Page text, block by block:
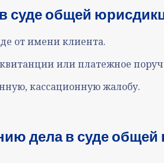
суде общей
от имени клиента.
или платежное
кассационную жалобу.
дела в суде общей